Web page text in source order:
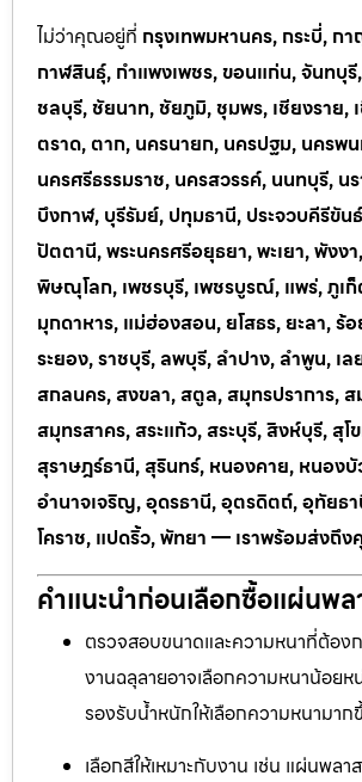
ไม่ว่าคุณอยู่ที่ กรุงเทพมหานคร, กระบี่, ก
กาฬสินธุ์, กำแพงเพชร, ขอนแก่น, จันทบุรี,
ชลบุรี, ชัยนาท, ชัยภูมิ, ชุมพร, เชียงราย,
ตราด, ตาก, นครนายก, นครปฐม, นครพ
นครศรีธรรมราช, นครสวรรค์, นนทบุรี, น
บึงกาฬ, บุรีรัมย์, ปทุมธานี, ประจวบคีรีขัน
ปัตตานี, พระนครศรีอยุธยา, พะเยา, พังง
พิษณุโลก, เพชรบุรี, เพชรบูรณ์, แพร่, ภูเ
มุกดาหาร, แม่ฮ่องสอน, ยโสธร, ยะลา, ร้อ
ระยอง, ราชบุรี, ลพบุรี, ลำปาง, ลำพูน, เล
สกลนคร, สงขลา, สตูล, สมุทรปราการ,
สมุทรสาคร, สระแก้ว, สระบุรี, สิงห์บุรี, สุ
สุราษฎร์ธานี, สุรินทร์, หนองคาย, หนอง
อำนาจเจริญ, อุดรธานี, อุตรดิตถ์, อุทัยธ
โคราช, แปดริ้ว, พัทยา — เราพร้อมส่งถึ
คำแนะนำก่อนเลือกซื้อแผ่นพ
ตรวจสอบขนาดและความหนาที่ต้อง
งานฉลุลายอาจเลือกความหนาน้อยห
รองรับน้ำหนักให้เลือกความหนามาก
เลือกสีให้เหมาะกับงาน เช่น แผ่นพลา